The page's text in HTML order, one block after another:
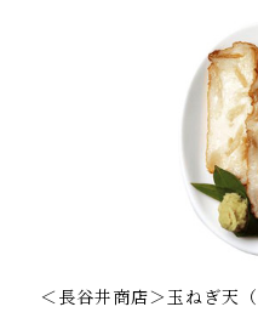
＜長谷井商店＞玉ねぎ天